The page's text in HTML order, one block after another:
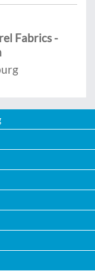
Fabrics -